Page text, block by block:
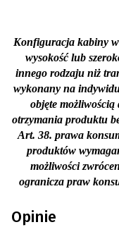
Konfiguracja kabiny
wysokość lub
innego rodzaju niż
wykonany na
objęte
otrzymania produktu
Art. 38. prawa
produktów
możliwości
ogranicza praw
Opinie